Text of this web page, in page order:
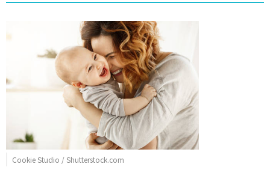
Cookie Studio / Shutterstock.com